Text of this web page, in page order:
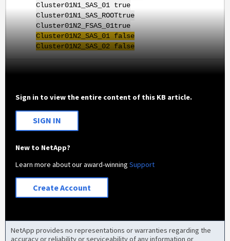
Cluster01N1_SAS_01 true
Cluster01N1_SAS_ROOTtrue
Cluster01N2_FSAS_01true
Cluster01N2_SAS_01 false
Cluster01N2_SAS_02 false
Sign in to view the entire content of this KB article.
SIGN IN
New to NetApp?
Learn more about our award-winningSupport
Create Account
NetApp provides no representations or warranties regarding the
accuracy or reliability or serviceability of any information or